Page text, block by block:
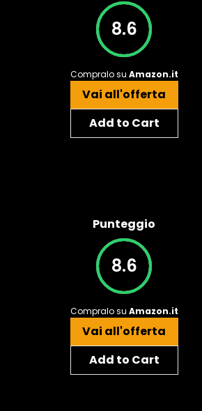
8.6
Compralo su Amazon.it
Vai all'offerta
Add to Cart
Punteggio
8.6
Compralo su Amazon.it
Vai all'offerta
Add to Cart